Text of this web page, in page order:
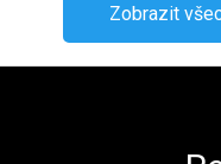
Zobrazit